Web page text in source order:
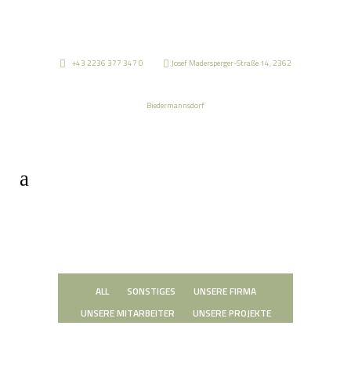
+43 2236 377 347 0 Josef Madersperger-Straße 14, 2362
Biedermannsdorf
ALL SONSTIGES
UNSERE FIRMA
UNSERE MITARBEITER
UNSERE PROJEKTE